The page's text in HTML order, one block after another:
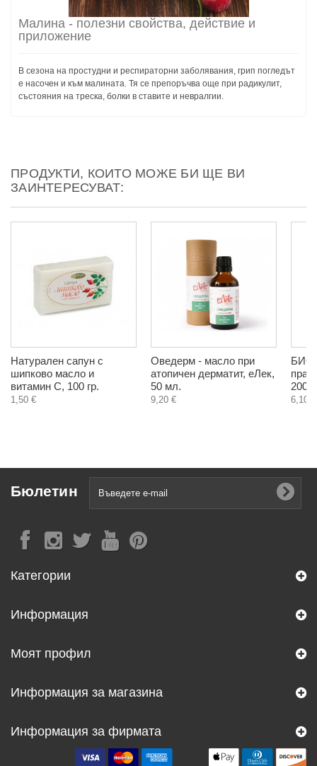
Малина - полезни свойства, действие и
приложение
В сезона на простудни и респираторни заболявания, грип погледът
е насочен и към малината. Тя се препоръчва още при радикулит,
състояния на треска, болки в ставите и невралгии.
ПРОДУКТИ, КОИТО МОЖЕ БИ ЩЕ ВИ
ЗАИНТЕРЕСУВАТ:
Натурален сапун с
шипково масло и
витамин C, 100 гр.
1,50 €
Оведерм - масло при
атопичен дерматит, еЛек,
50 мл.
9,20 €
БИО
200
6,10 €
Бюлетин
Категории
Информация
Моят профил
Информация за магазина
Информация за фирмата